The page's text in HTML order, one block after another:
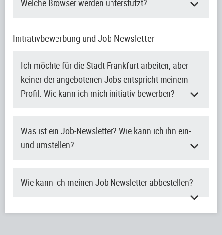
Welche Browser werden unterstützt?
Initiativbewerbung und Job-Newsletter
Ich möchte für die Stadt Frankfurt arbeiten, aber
keiner der angebotenen Jobs entspricht meinem
Profil. Wie kann ich mich initiativ bewerben?
Was ist ein Job-Newsletter? Wie kann ich ihn ein-
und umstellen?
Wie kann ich meinen Job-Newsletter abbestellen?